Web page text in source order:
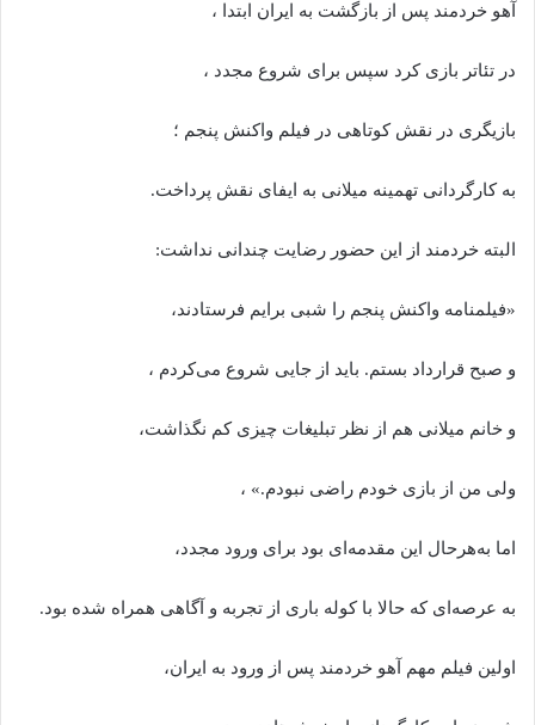
آهو خردمند پس از بازگشت به ایران ابتدا ،
در تئاتر بازی کرد سپس برای شروع مجدد ،
بازیگری در نقش کوتاهی در فیلم واکنش پنجم ؛
به کارگردانی تهمینه میلانی به ایفای نقش پرداخت.
البته خردمند از این حضور رضایت چندانی نداشت:
«فیلمنامه واکنش پنجم را شبی برایم فرستادند،
و صبح قرارداد بستم. باید از جایی شروع می‌کردم ،
و خانم میلانی هم از نظر تبلیغات چیزی کم نگذاشت،
ولی من از بازی خودم راضی نبودم.» ،
اما به‌هرحال این مقدمه‌ای بود برای ورود مجدد،
به عرصه‌ای که حالا با کوله باری از تجربه و آگاهی همراه شده بود.
اولین فیلم مهم آهو خردمند پس از ورود به ایران،